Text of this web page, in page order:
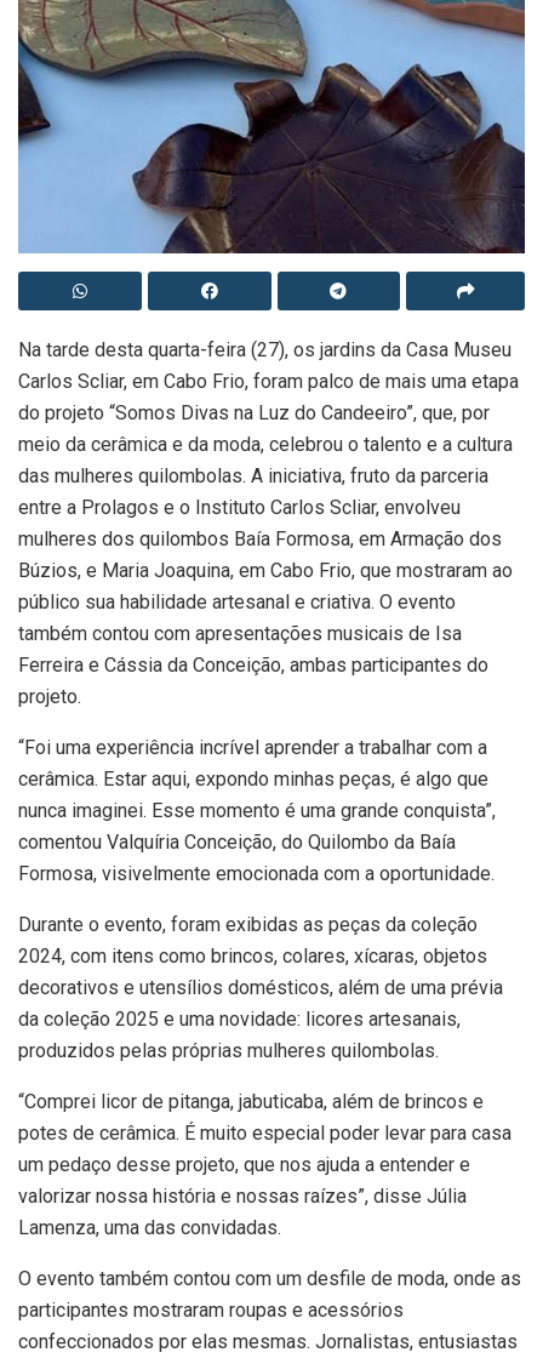
Na tarde desta quarta-feira (27), os jardins da Casa Museu
Carlos Scliar, em Cabo Frio, foram palco de mais uma etapa
do projeto “Somos Divas na Luz do Candeeiro”, que, por
meio da cerâmica e da moda, celebrou o talento e a cultura
das mulheres quilombolas. A iniciativa, fruto da parceria
entre a Prolagos e o Instituto Carlos Scliar, envolveu
mulheres dos quilombos Baía Formosa, em Armação dos
Búzios, e Maria Joaquina, em Cabo Frio, que mostraram ao
público sua habilidade artesanal e criativa. O evento
também contou com apresentações musicais de Isa
Ferreira e Cássia da Conceição, ambas participantes do
projeto.
“Foi uma experiência incrível aprender a trabalhar com a
cerâmica. Estar aqui, expondo minhas peças, é algo que
nunca imaginei. Esse momento é uma grande conquista”,
comentou Valquíria Conceição, do Quilombo da Baía
Formosa, visivelmente emocionada com a oportunidade.
Durante o evento, foram exibidas as peças da coleção
2024, com itens como brincos, colares, xícaras, objetos
decorativos e utensílios domésticos, além de uma prévia
da coleção 2025 e uma novidade: licores artesanais,
produzidos pelas próprias mulheres quilombolas.
“Comprei licor de pitanga, jabuticaba, além de brincos e
potes de cerâmica. É muito especial poder levar para casa
um pedaço desse projeto, que nos ajuda a entender e
valorizar nossa história e nossas raízes”, disse Júlia
Lamenza, uma das convidadas.
O evento também contou com um desfile de moda, onde as
participantes mostraram roupas e acessórios
confeccionados por elas mesmas. Jornalistas, entusiastas